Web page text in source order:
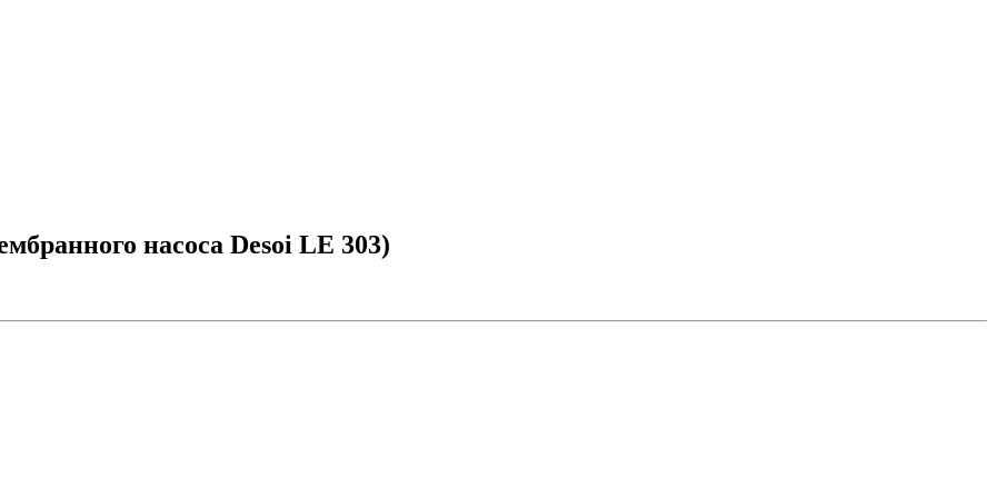
насоса Desoi LE 303)